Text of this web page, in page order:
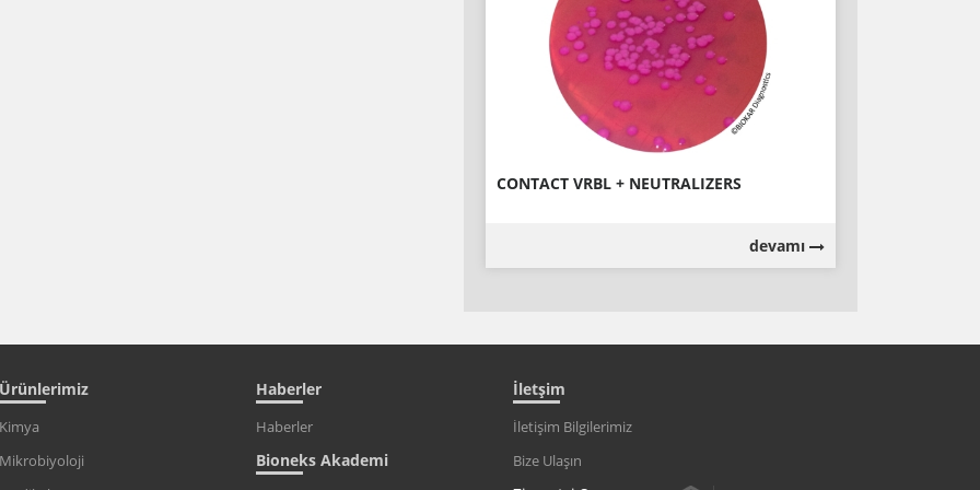
CONTACT VRBL + NEUTRALIZERS
devamı
Ürünlerimiz
Kimya
Mikrobiyoloji
Haberler
Haberler
Bioneks Akademi
İletşim
İletişim Bilgilerimiz
Bize Ulaşın